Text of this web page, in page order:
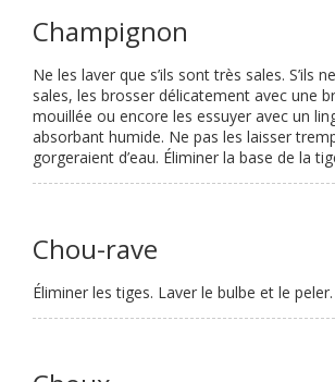
Champignon
Ne les laver que s’ils sont très sales. S’ils
sales, les brosser délicatement avec une
mouillée ou encore les essuyer avec un
absorbant humide. Ne pas les laisser
gorgeraient d’eau. Éliminer la base de la
Chou-rave
Éliminer les tiges. Laver le bulbe et le peler.